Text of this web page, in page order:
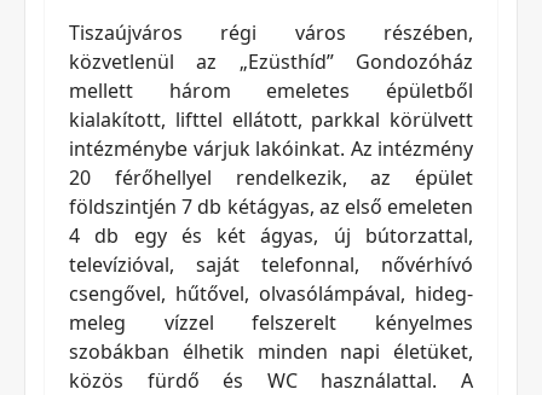
Tiszaújváros régi város részében,
közvetlenül az „Ezüsthíd” Gondozóház
mellett három emeletes épületből
kialakított, lifttel ellátott, parkkal körülvett
intézménybe várjuk lakóinkat. Az intézmény
20 férőhellyel rendelkezik, az épület
földszintjén 7 db kétágyas, az első emeleten
4 db egy és két ágyas, új bútorzattal,
televízióval, saját telefonnal, nővérhívó
csengővel, hűtővel, olvasólámpával, hideg-
meleg vízzel felszerelt kényelmes
szobákban élhetik minden napi életüket,
közös fürdő és WC használattal. A